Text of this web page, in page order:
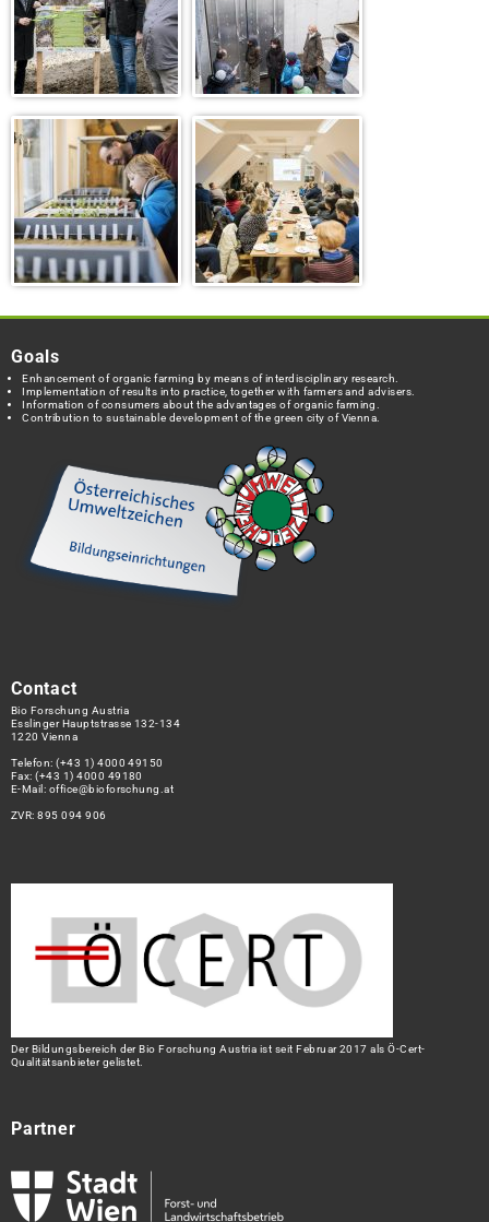
Goals
Enhancement of organic farming by means of interdisciplinary research.
Implementation of results into practice, together with farmers and advisers.
Information of consumers about the advantages of organic farming.
Contribution to sustainable development of the green city of Vienna.
Contact
Bio Forschung Austria
Esslinger Hauptstrasse 132-134
1220 Vienna
Telefon:(+43 1) 4000 49150
Fax: (+43 1) 4000 49180
E-Mail: office@bioforschung.at
ZVR: 895 094 906
Der Bildungsbereich der Bio Forschung Austria ist seit Februar 2017 als Ö-Cert-
Qualitätsanbieter gelistet.
Partner